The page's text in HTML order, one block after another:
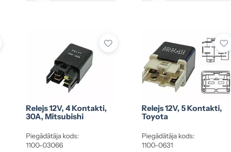
Relejs 12V, 4 Kontakti,
30A, Mitsubishi
Piegādātāja kods:
1100-03066
Relejs 12V, 5 Kontakti,
Toyota
Piegādātāja kods:
1100-0631